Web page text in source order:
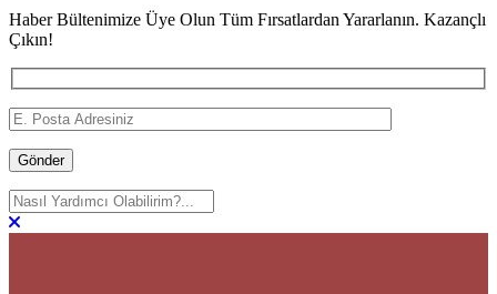
Haber Bültenimize Üye Olun Tüm Fırsatlardan Yararlanın. Kazançlı
Çıkın!
Gönder